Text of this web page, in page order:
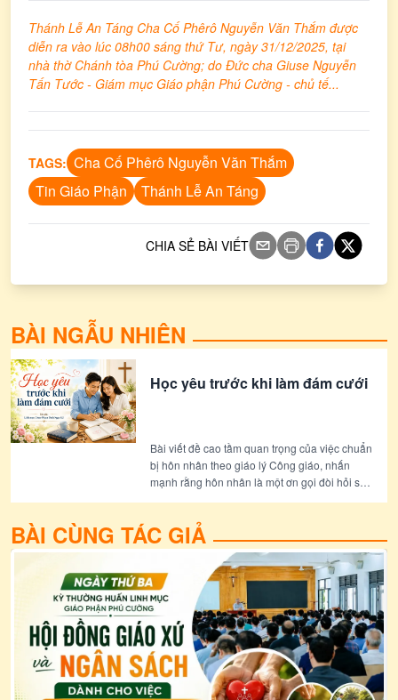
Thánh Lễ An Táng Cha Cố Phêrô Nguyễn Văn Thắm được
diễn ra vào lúc 08h00 sáng thứ Tư, ngày 31/12/2025, tại
nhà thờ Chánh tòa Phú Cường; do Đức cha Giuse Nguyễn
Tấn Tước - Giám mục Giáo phận Phú Cường - chủ tế...
TAGS: Cha Cố Phêrô Nguyễn Văn Thắm
Tin Giáo Phận
Thánh Lễ An Táng
CHIA SẺ BÀI VIẾT
BÀI NGẪU NHIÊN
Học yêu trước khi làm đám cưới
Bài viết đề cao tầm quan trọng của việc chuẩn
bị hôn nhân theo giáo lý Công giáo, nhấn
mạnh rằng hôn nhân là một ơn gọi đòi hỏi sự
việc Đồng hành với các đôi bạn trẻ trước và
sau hôn lễ, giúp họ xây dựng một gia đình
bền vững và tràn đầy ân sủng.
BÀI CÙNG TÁC GIẢ